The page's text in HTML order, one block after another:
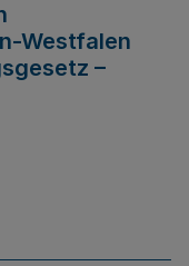
Westfalen
–